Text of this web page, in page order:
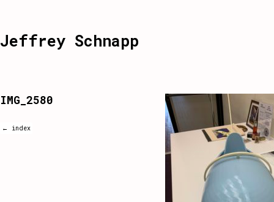
Jeffrey Schnapp
IMG_2580
← index